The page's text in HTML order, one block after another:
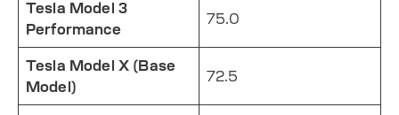
Tesla Model 3
Performance
75.0
Tesla Model X (Base
Model)
72.5